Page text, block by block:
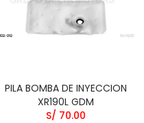
PILA BOMBA DE INYECCION
XR190L GDM
S/ 70.00